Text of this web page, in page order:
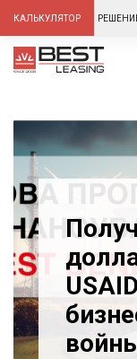
КАЛЬКУЛЯТОР